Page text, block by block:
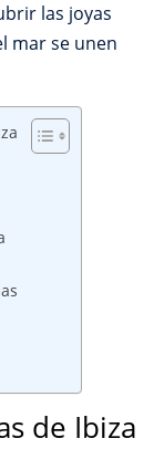
las joyas
mar se unen
de Ibiza